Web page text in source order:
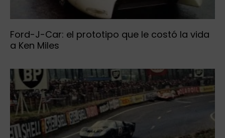
Ford-J-Car: el prototipo que le costó la vida
a Ken Miles